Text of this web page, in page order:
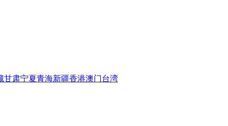
甘肃宁夏青海新疆香港澳门台湾